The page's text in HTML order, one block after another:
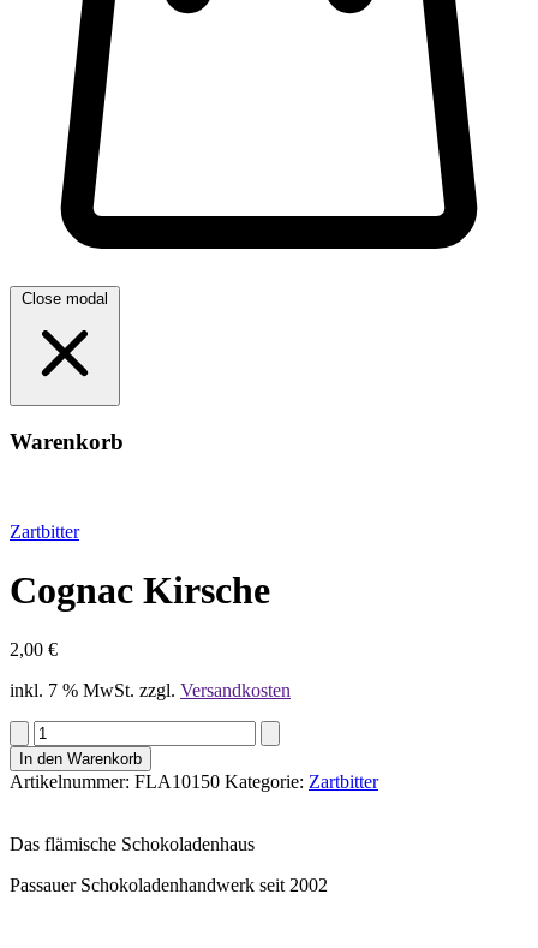
Close modal
Warenkorb
Zartbitter
Cognac Kirsche
2,00 €
inkl. 7 % MwSt. zzgl. Versandkosten
In den Warenkorb
Artikelnummer: FLA10150 Kategorie: Zartbitter
Das flämische Schokoladenhaus
Passauer Schokoladenhandwerk seit 2002